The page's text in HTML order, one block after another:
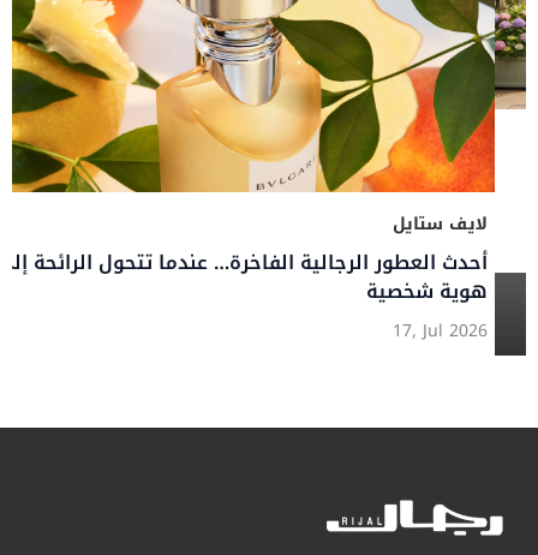
أحدث العطور
دليلك الكامل لأشهر وجهات التسوق
صيف 2026